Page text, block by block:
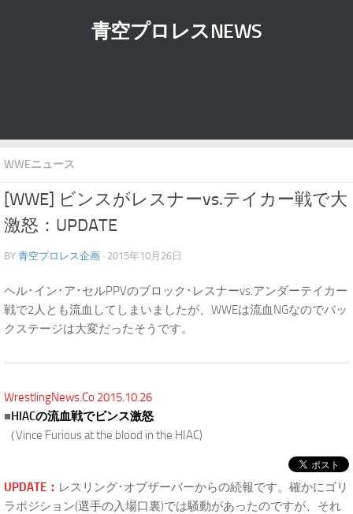
青空プロレスNEWS
WWEニュース
[WWE] ビンスがレスナーvs.テイカー戦で大
激怒：UPDATE
BY 青空プロレス企画 · 2015年10月26日
ヘル･イン･ア･セルPPVのブロック･レスナーvs.アンダーテイカー
戦で2人とも流血してしまいましたが、WWEは流血NGなのでバッ
クステージは大変だったそうです。
WrestlingNews.Co 2015.10.26
■HIACの流血戦でビンス激怒
（Vince Furious at the blood in the HIAC)
UPDATE： レスリング･オブザーバーからの続報です。確かにゴリ
ラポジション(選手の入場口裏)では騒動があったのですが、それ